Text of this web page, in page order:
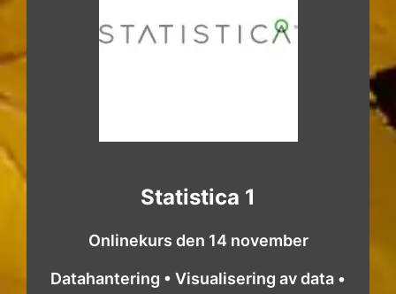
Statistica 1
Onlinekurs den 14 november
Datahantering • Visualisering av data •